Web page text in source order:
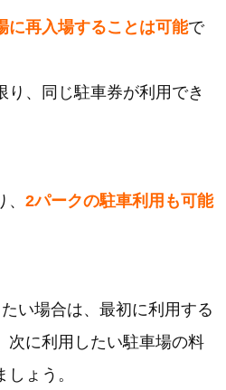
に再入場することは可能で
り、同じ駐車券が利用でき
2パークの駐車利用も可能
い場合は、最初に利用する
次に利用したい駐車場の料
ょう。